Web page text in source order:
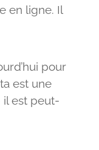
en ligne. Il
pour
est une
il est peut-